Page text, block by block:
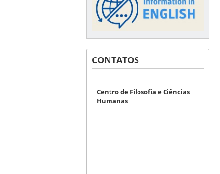
CONTATOS
Centro de Filosofia e Ciências
Humanas